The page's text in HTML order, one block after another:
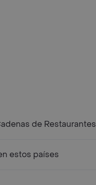
de Restaurantes
estos países